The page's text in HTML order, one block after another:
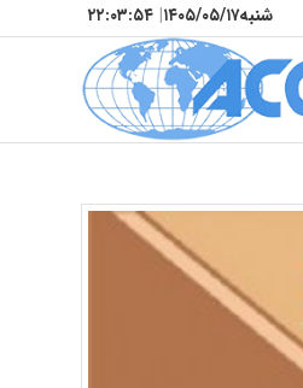
شنبه۱۴۰۵/۰۵/۱۷| ۲۲:۰۳:۵۵